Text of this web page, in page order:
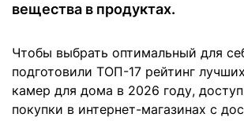
вещества в продуктах.
Чтобы выбрать оптимальный для
подготовили ТОП-17 рейтинг
камер для дома в 2026 году,
покупки в интернет-магазинах с